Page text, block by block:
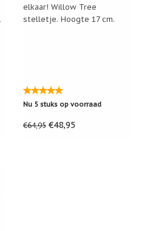
elkaar! Willow Tree
stelletje. Hoogte 17 cm.
Nu 5 stuks op voorraad
€64,95 €48,95